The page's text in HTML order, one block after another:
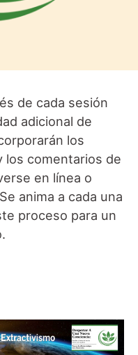
de cada sesión
adicional de
los
los comentarios de
en línea o
anima a cada una
proceso para un